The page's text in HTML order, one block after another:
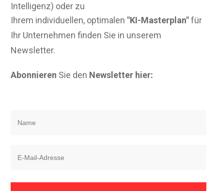
Intelligenz) oder zu
Ihrem individuellen, optimalen "KI-Masterplan"für
Ihr Unternehmen finden Sie in unserem
Newsletter.
Abonnieren Sie den Newsletter hier: